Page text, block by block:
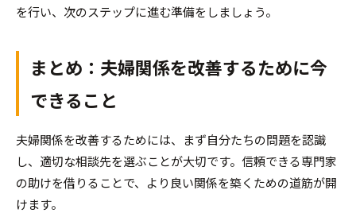
を行い、次のステップに進む準備をしましょう。
まとめ：夫婦関係を改善するために今
できること
夫婦関係を改善するためには、まず自分たちの問題を認識
し、適切な相談先を選ぶことが大切です。信頼できる専門家
の助けを借りることで、より良い関係を築くための道筋が開
けます。